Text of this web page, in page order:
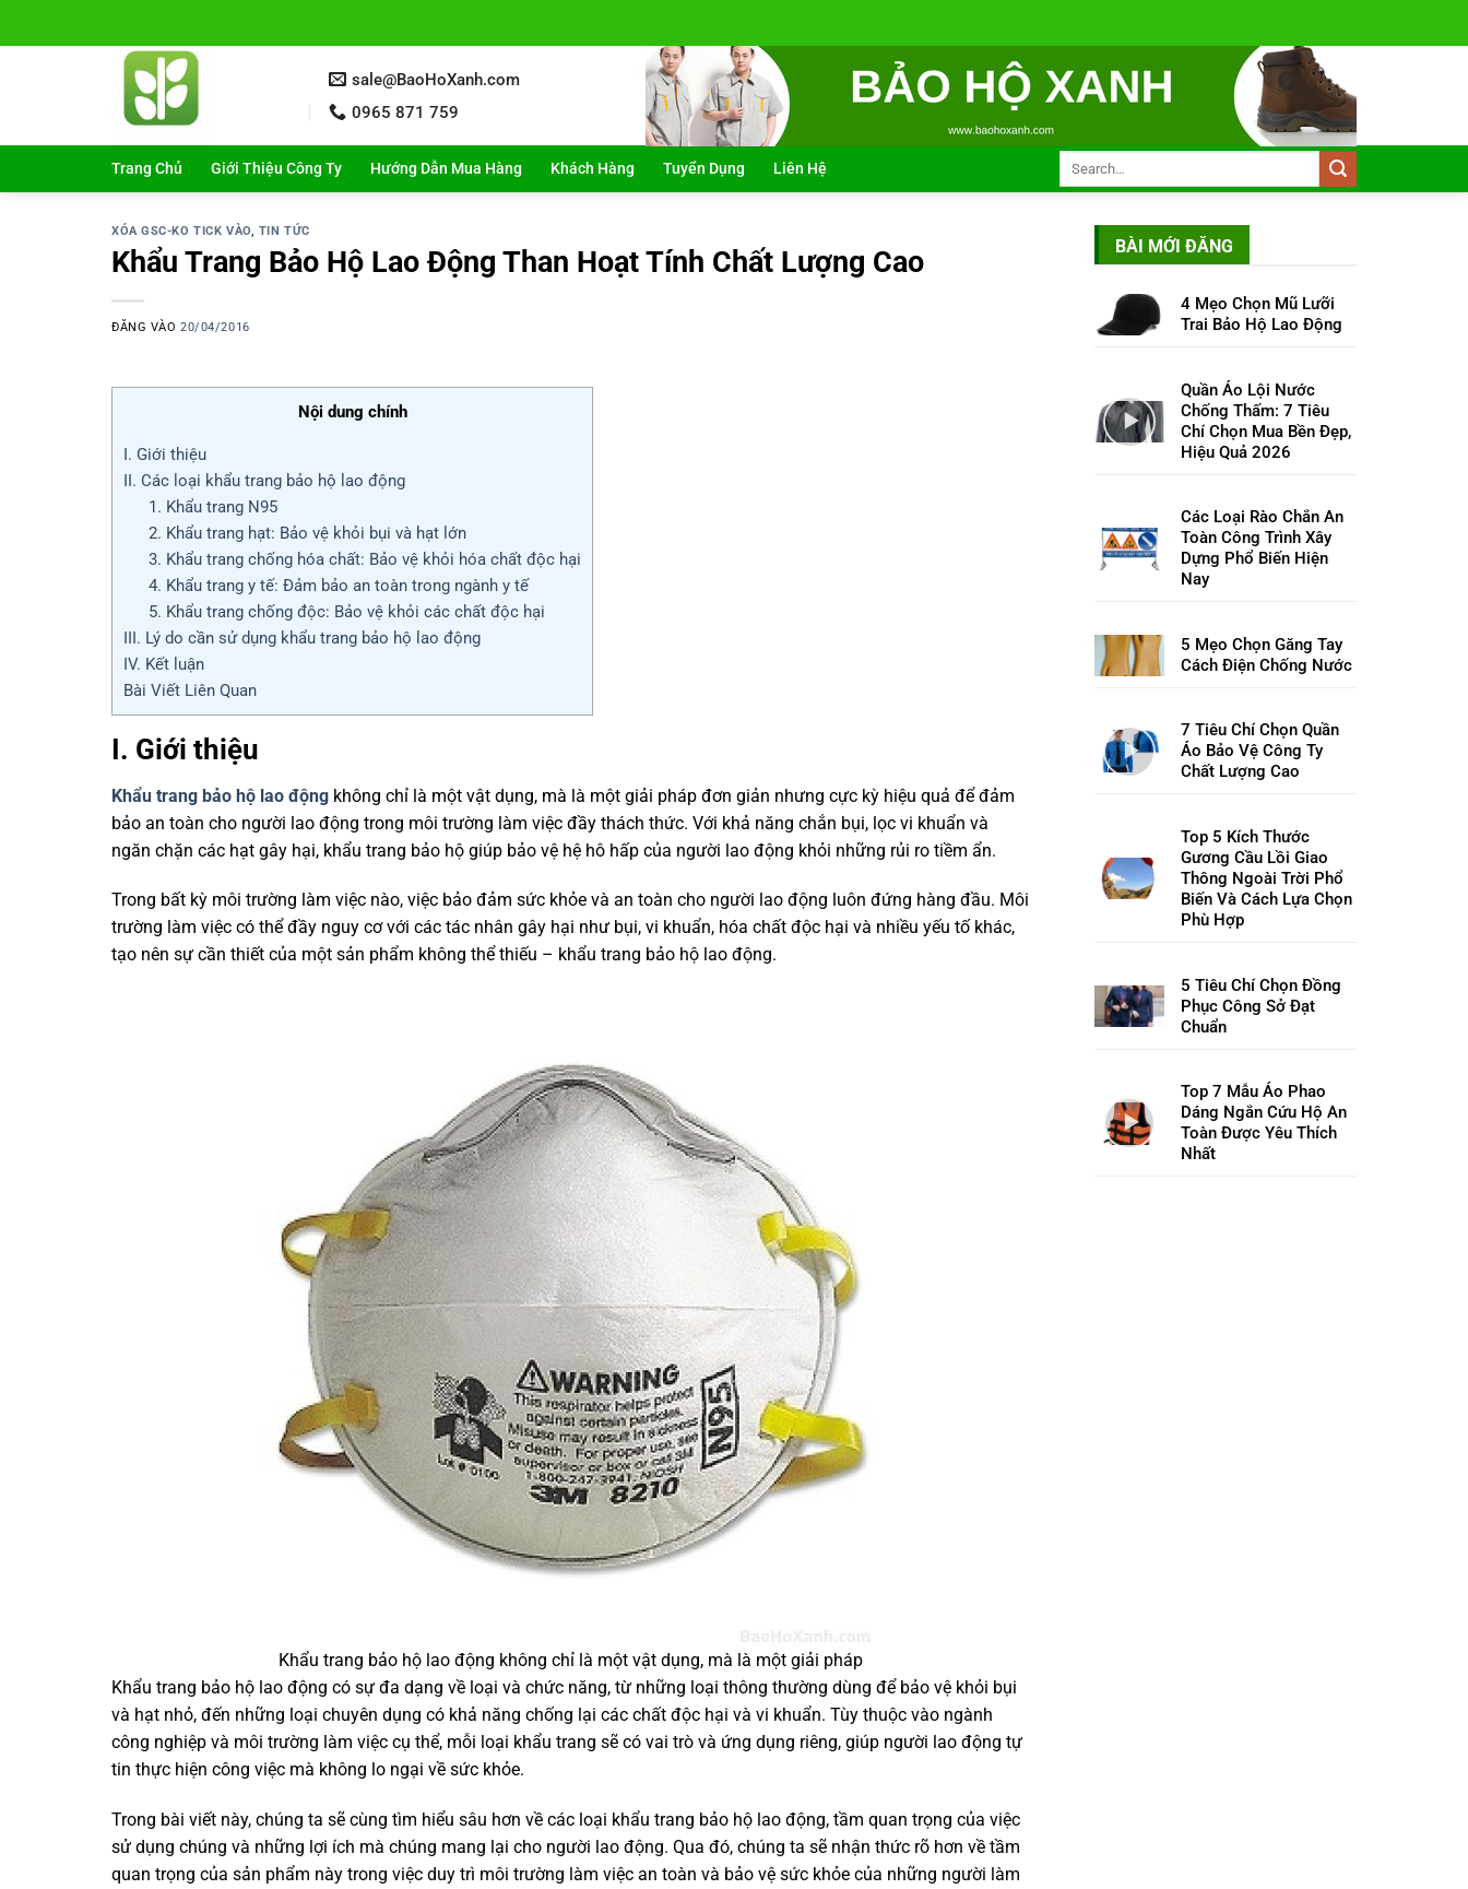
sale@BaoHoXanh.com
0965 871 759
Trang Chủ Giới Thiệu Công Ty Hướng Dẫn Mua Hàng Khách Hàng Tuyển Dụng Liên Hệ
XÓA GSC-KO TICK VÀO, TIN TỨC
Khẩu Trang Bảo Hộ Lao Động Than Hoạt Tính Chất Lượng Cao
ĐĂNG VÀO20/04/2016
Nội dung chính
I. Giới thiệu
II. Các loại khẩu trang bảo hộ lao động
1. Khẩu trang N95
2. Khẩu trang hạt: Bảo vệ khỏi bụi và hạt lớn
3. Khẩu trang chống hóa chất: Bảo vệ khỏi hóa chất độc hại
4. Khẩu trang y tế: Đảm bảo an toàn trong ngành y tế
5. Khẩu trang chống độc: Bảo vệ khỏi các chất độc hại
III. Lý do cần sử dụng khẩu trang bảo hộ lao động
IV. Kết luận
Bài Viết Liên Quan
I. Giới thiệu
Khẩu trang bảo hộ lao động không chỉ là một vật dụng, mà là một giải pháp đơn giản nhưng cực kỳ hiệu quả để đảm
bảo an toàn cho người lao động trong môi trường làm việc đầy thách thức. Với khả năng chắn bụi, lọc vi khuẩn và
ngăn chặn các hạt gây hại, khẩu trang bảo hộ giúp bảo vệ hệ hô hấp của người lao động khỏi những rủi ro tiềm ẩn.
Trong bất kỳ môi trường làm việc nào, việc bảo đảm sức khỏe và an toàn cho người lao động luôn đứng hàng đầu. Môi
trường làm việc có thể đầy nguy cơ với các tác nhân gây hại như bụi, vi khuẩn, hóa chất độc hại và nhiều yếu tố khác,
tạo nên sự cần thiết của một sản phẩm không thể thiếu – khẩu trang bảo hộ lao động.
Khẩu trang bảo hộ lao động không chỉ là một vật dụng, mà là một giải pháp
Khẩu trang bảo hộ lao động có sự đa dạng về loại và chức năng, từ những loại thông thường dùng để bảo vệ khỏi bụi
và hạt nhỏ, đến những loại chuyên dụng có khả năng chống lại các chất độc hại và vi khuẩn. Tùy thuộc vào ngành
công nghiệp và môi trường làm việc cụ thể, mỗi loại khẩu trang sẽ có vai trò và ứng dụng riêng, giúp người lao động tự
tin thực hiện công việc mà không lo ngại về sức khỏe.
Trong bài viết này, chúng ta sẽ cùng tìm hiểu sâu hơn về các loại khẩu trang bảo hộ lao động, tầm quan trọng của việc
sử dụng chúng và những lợi ích mà chúng mang lại cho người lao động. Qua đó, chúng ta sẽ nhận thức rõ hơn về tầm
quan trọng của sản phẩm này trong việc duy trì môi trường làm việc an toàn và bảo vệ sức khỏe của những người làm
BÀI MỚI ĐĂNG
4 Mẹo Chọn Mũ Lưỡi
Trai Bảo Hộ Lao Động
Quần Áo Lội Nước
Chống Thấm: 7 Tiêu
Chí Chọn Mua Bền Đẹp,
Hiệu Quả 2026
Các Loại Rào Chắn An
Toàn Công Trình Xây
Dựng Phổ Biến Hiện
Nay
5 Mẹo Chọn Găng Tay
Cách Điện Chống Nước
7 Tiêu Chí Chọn Quần
Áo Bảo Vệ Công Ty
Chất Lượng Cao
Top 5 Kích Thước
Gương Cầu Lồi Giao
Thông Ngoài Trời Phổ
Biến Và Cách Lựa Chọn
Phù Hợp
5 Tiêu Chí Chọn Đồng
Phục Công Sở Đạt
Chuẩn
Top 7 Mẫu Áo Phao
Dáng Ngắn Cứu Hộ An
Toàn Được Yêu Thích
Nhất